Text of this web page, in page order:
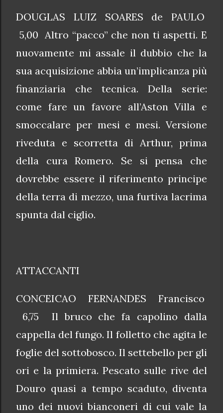
DOUGLAS LUIZ SOARES de PAULO
5,00 Altro “pacco” che non ti aspetti. E
nuovamente mi assale il dubbio che la
sua acquisizione abbia un’implicanza più
finanziaria che tecnica. Della serie:
come fare un favore all’Aston Villa e
smoccalare per mesi e mesi. Versione
riveduta e scorretta di Arthur, prima
della cura Romero. Se si pensa che
dovrebbe essere il riferimento principe
della terra di mezzo, una furtiva lacrima
spunta dal ciglio.
ATTACCANTI
CONCEICAO FERNANDES Francisco
6,75 Il bruco che fa capolino dalla
cappella del fungo. Il folletto che agita le
foglie del sottobosco. Il settebello per gli
ori e la primiera. Pescato sulle rive del
Douro quasi a tempo scaduto, diventa
uno dei nuovi bianconeri di cui vale la